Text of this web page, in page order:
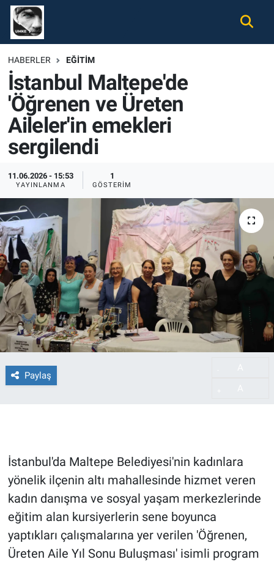
HABERLER EĞITIM
İstanbul Maltepe'de
'Öğrenen ve Üreten
Aileler'in emekleri
sergilendi
11.06.2026 - 15:53
YAYINLANMA
1
GÖSTERIM
Paylaş
İstanbul'da Maltepe Belediyesi'nin kadınlara
yönelik ilçenin altı mahallesinde hizmet veren
kadın danışma ve sosyal yaşam merkezlerinde
eğitim alan kursiyerlerin sene boyunca
yaptıkları çalışmalarına yer verilen 'Öğrenen,
Üreten Aile Yıl Sonu Buluşması' isimli program
Gündem
Ekonomi
Spor
Magazin
Tüm Haberler
İletişim
Künye
Nöbetçi Eczaneler
Hava Durumu
Namaz Vakitleri
Trafik Durumu
Süper Lig Puan Durumu ve Fikstür
Tüm Manşetler
Son Dakika Haberleri
Haber Arşivi